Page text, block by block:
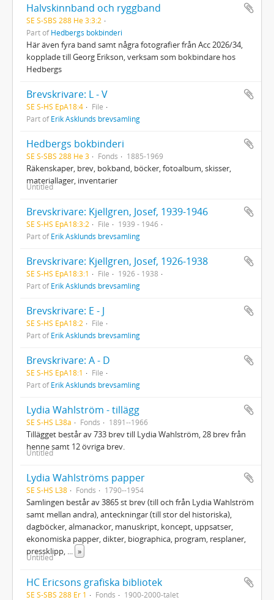
Halvskinnband och ryggband
SE S-SBS 288 He 3:3:2
Part ofHedbergs bokbinderi
Här även fyra band samt några fotografier från Acc 2026/34,
kopplade till Georg Erikson, verksam som bokbindare hos
Hedbergs
Brevskrivare: L - V
SE S-HS EpA18:4
File
Part ofErik Asklunds brevsamling
Hedbergs bokbinderi
SE S-SBS 288 He 3 Fonds 1885-1969
Räkenskaper, brev, bokband, böcker, fotoalbum, skisser,
materiallager, inventarier
Untitled
Brevskrivare: Kjellgren, Josef, 1939-1946
SE S-HS EpA18:3:2 File
1939 - 1946
Part ofErik Asklunds brevsamling
Brevskrivare: Kjellgren, Josef, 1926-1938
SE S-HS EpA18:3:1 File
1926 - 1938
Part ofErik Asklunds brevsamling
Brevskrivare: E - J
SE S-HS EpA18:2
File
Part ofErik Asklunds brevsamling
Brevskrivare: A - D
SE S-HS EpA18:1
File
Part ofErik Asklunds brevsamling
Lydia Wahlström - tillägg
SE S-HS L38a Fonds 1891--1966
Tillägget består av 733 brev till Lydia Wahlström, 28 brev från
henne samt 12 övriga brev.
Untitled
Lydia Wahlströms papper
SE S-HS L38 Fonds 1790--1954
Samlingen består av 3865 st brev (till och från Lydia Wahlström
samt mellan andra), anteckningar (till stor del historiska),
dagböcker, almanackor, manuskript, koncept, uppsatser,
ekonomiska papper, dikter, biographica, program, resplaner,
pressklipp,
»
Untitled
HC Ericsons grafiska bibliotek
SE S-SBS 288 Er 1 Fonds 1900-2000-talet